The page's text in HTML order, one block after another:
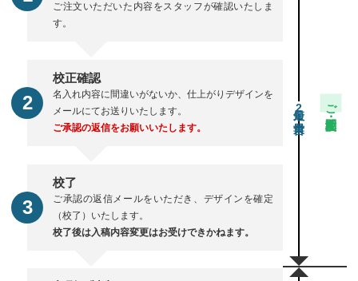
ご注文いただいた内容をスタッフが確認いたしま
す。
校正確認
名入れ内容に間違いがないか、仕上がりデザインを
メールにてお送りいたします。
ご承認の返信をお願いいたします。
校了
ご承認の返信メールをいただき、デザインを確定
（校了）いたします。
校了後は入稿内容変更はお受けできかねます。
2 ご注文・校正期間